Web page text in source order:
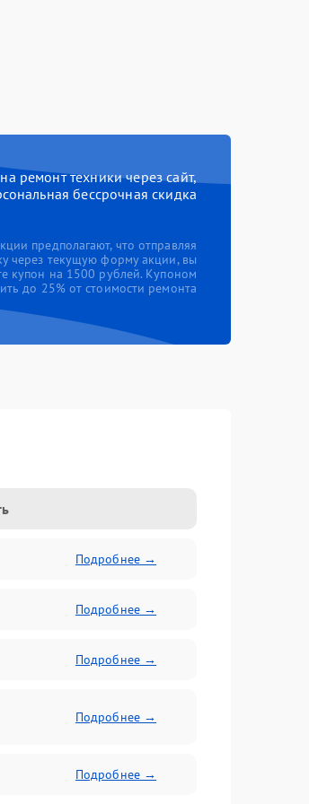
ремонт техники через сайт,
бессрочная скидка
предполагают, что отправляя
через текущую форму акции, вы
купон на 1500 рублей. Купоном
до 25% от стоимости ремонта
Подробнее →
Подробнее →
Подробнее →
Подробнее →
Подробнее →